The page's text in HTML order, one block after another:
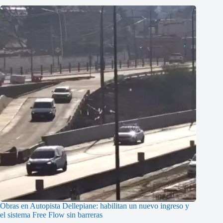
Obras en Autopista Dellepiane: habilitan un nuevo ingreso y
el sistema Free Flow sin barreras